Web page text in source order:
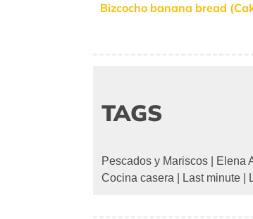
Bizcocho banana bread
TAGS
Pescados y Mariscos Elena
Cocina casera
Last minute